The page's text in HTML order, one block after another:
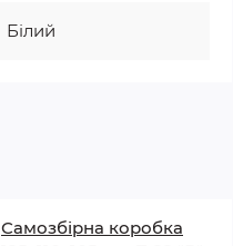
Білий
Самозбірна коробка